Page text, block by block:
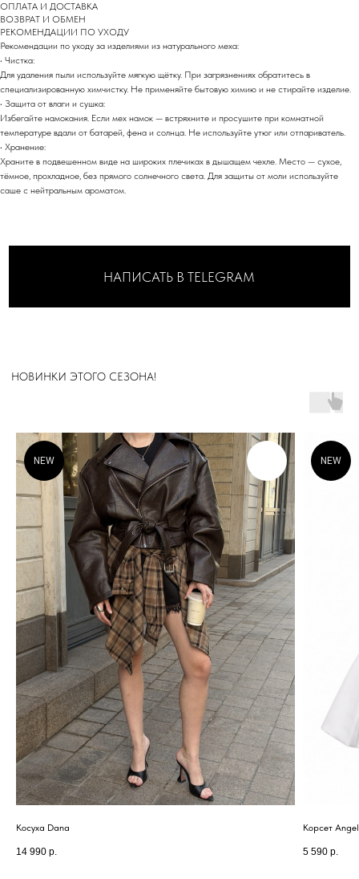
ОПЛАТА И ДОСТАВКА
ВОЗВРАТ И ОБМЕН
РEКОМЕНДАЦИИ ПО УХОДУ
Рекомендации по уходу за изделиями из натурального меха:
• Чистка:
Для удаления пыли используйте мягкую щётку. При загрязнениях обратитесь в
специализированную химчистку. Не применяйте бытовую химию и не стирайте изделие.
• Защита от влаги и сушка:
Избегайте намокания. Если мех намок — встряхните и просушите при комнатной
температуре вдали от батарей, фена и солнца. Не используйте утюг или отпариватель.
• Хранение:
Храните в подвешенном виде на широких плечиках в дышащем чехле. Место — сухое,
тёмное, прохладное, без прямого солнечного света. Для защиты от моли используйте
саше с нейтральным ароматом.
NEW
Косуха Dana
14 990 р.
NEW
Корсет Angel
5 590 р.
Большой Козихинский переулок, д. 23, подъезд 2,
ОНЛАЙН-ОТДЕЛ
Телефон: +7 (903) 577-33-99
В ЦЕНТРЕ СТОЛИЦЫ
*Запрещен на территории РФ
КОНСУЛЬТАНТЫ-СТИЛИСТЫ
ПОМОГУТ ВЫБРАТЬ И
СТИЛИЗОВАТЬ ОБРАЗ ДЛЯ ЛЮБОГО
СЛУЧАЯ